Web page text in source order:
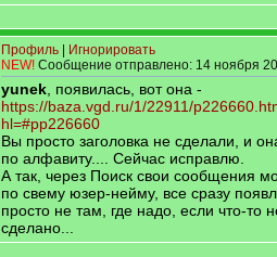
Профиль
Игнорировать
NEW! Сообщение отправлено: 14 ноября
yunek , появилась, вот она -
https://baza.vgd.ru/1/22911/
hl=#pp226660
Вы просто заголовка не сделали, и
по алфавиту.... Сейчас исправлю.
А так, через Поиск свои сообщения
по свему юзер-нейму, все сразу
просто не там, где надо, если что-то
сделано...